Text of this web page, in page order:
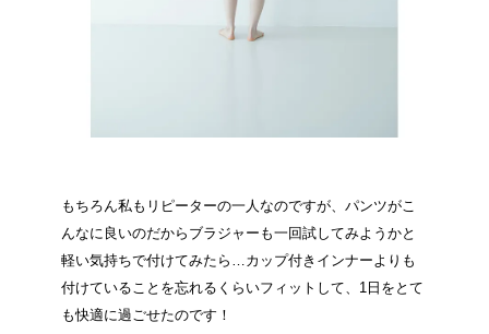
もちろん私もリピーターの一人なのですが、パンツがこ
んなに良いのだからブラジャーも一回試してみようかと
軽い気持ちで付けてみたら…カップ付きインナーよりも
付けていることを忘れるくらいフィットして、1日をとて
も快適に過ごせたのです！